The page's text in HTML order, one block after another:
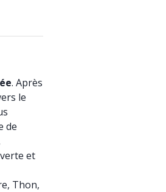
. Après
le
de
et
Thon,